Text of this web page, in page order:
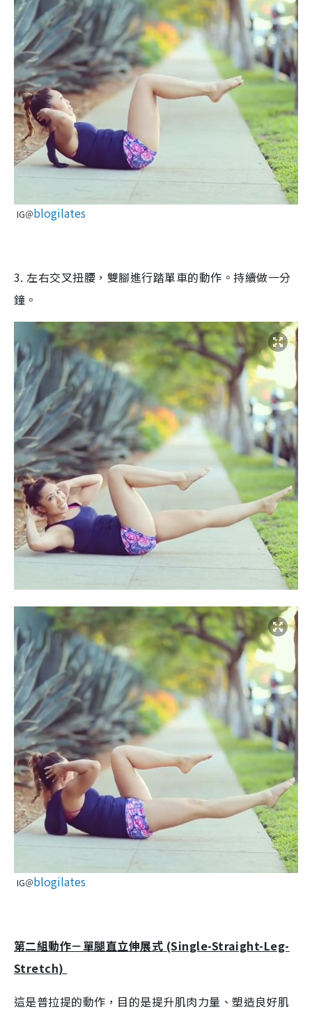
IG＠blogilates
3.左右交叉扭腰，雙腳進行踏單車的動作。持續做一分
鐘。
IG＠blogilates
第二組動作－單腿直立伸展式 (Single-Straight-Leg-
Stretch)
這是普拉提的動作，目的是提升肌肉力量、塑造良好肌